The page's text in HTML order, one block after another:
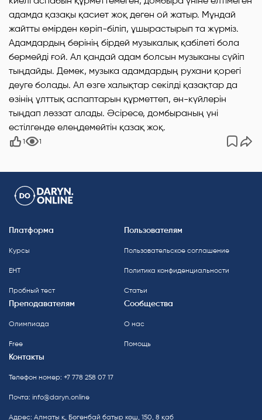
адамда қазақы қасиет жоқ деген ой жатыр. Мұндай
жайтты өмірден көріп-біліп, ұшырастырып та жүрміз.
Адамдардың бәрінің бірдей музыкалық қабілеті бола
бермейді ғой. Ал қандай адам болсын музыканы сүйіп
тыңдайды. Демек, музыка адамдардың рухани қорегі
деуге болады. Ал өзге халықтар секілді қазақтар да
өзінің ұлттық аспаптарын құрметтеп, ән-күйлерін
тыңдап ләззат алады. Әсіресе, домбыраның үні
естілгенде елеңдемейтін қазақ жоқ.
1 1
Платформа
Курсы
ЕНТ
Пробный тест
Пользователям
Пользовательское соглашение
Политика конфиденциальности
Статьи
Преподавателям
Олимпиада
Free
Сообщества
О нас
Помощь
Контакты
Телефон номер: +7 778 258 07 17
Почта: info@daryn.online
Адрес: Алматы қ, Бөгенбай батыр көш, 150, 8 қаб